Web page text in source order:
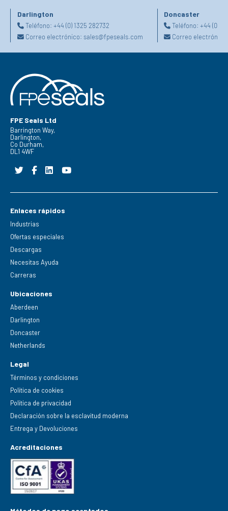
Darlington
Teléfono: +44 (0) 1325 282732
Correo electrónico: sales@fpeseals.com
Doncaster
Teléfono:+44 (0)
Correo
FPE Seals Ltd
Barrington Way,
Darlington,
Co Durham,
DL1 4WF
Enlaces rápidos
Industrias
Ofertas especiales
Descargas
Necesitas Ayuda
Carreras
Ubicaciones
Aberdeen
Darlington
Doncaster
Netherlands
Legal
Términos y condiciones
Política de cookies
Política de privacidad
Declaración sobre la esclavitud moderna
Entrega y Devoluciones
Acreditaciones